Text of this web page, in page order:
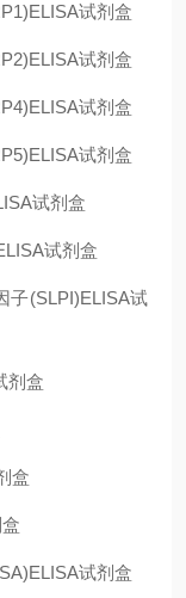
试剂盒
试剂盒
试剂盒
试剂盒
试剂盒
试剂盒
子(SLPI)ELISA试
剂盒
盒
试剂盒